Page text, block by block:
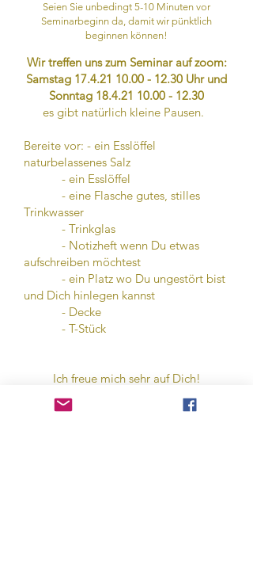
Seien Sie unbedingt 5-10 Minuten vor
Seminarbeginn da, damit wir pünktlich
beginnen können!
Wir treffen uns zum Seminar auf zoom:
Samstag 17.4.21 10.00 - 12.30 Uhr und
Sonntag 18.4.21 10.00 - 12.30
es gibt natürlich kleine Pausen.
Bereite vor: - ein Esslöffel
naturbelassenes Salz
- ein Esslöffel
- eine Flasche gutes, stilles
Trinkwasser
- Trinkglas
- Notizheft wenn Du etwas
aufschreiben möchtest
- ein Platz wo Du ungestört bist
und Dich hinlegen kannst
- Decke
- T-Stück
Ich freue mich sehr auf Dich!